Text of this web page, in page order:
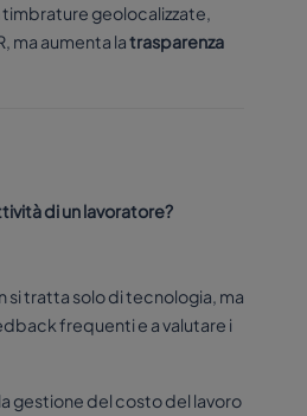
geolocalizzate,
ma aumenta latrasparenza
di un lavoratore?
si tratta solo di tecnologia, ma
frequenti e a valutare i
gestione del costo del lavoro